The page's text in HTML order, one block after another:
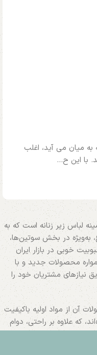
میان می آید، اغلب
با این ح...
لباس زیر زنانه است که به
به‌ویژه در بخش سوتین‌ها،
خوبی در بازار ایران
محصولات جدید و با
نیازهای مشتریان خود را
آن از مواد اولیه باکیفیت
که علاوه بر راحتی، دوام
از لباس‌های ورزشی و